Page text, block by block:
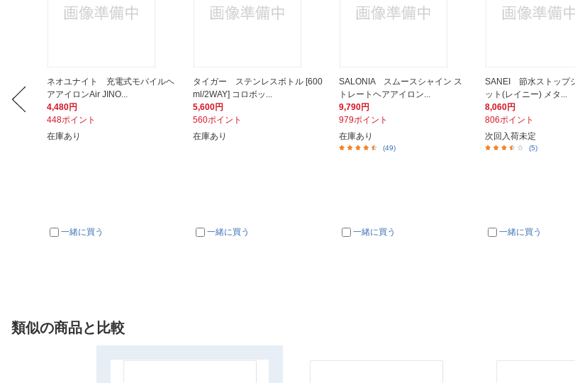
ネオユナイト 充電式モバイルヘ
アアイロンAir JINO...
4,480円
448ポイント
在庫あり
一緒に買う
タイガー ステンレスボトル [600
ml/2WAY] コロボッ...
5,600円
560ポイント
在庫あり
一緒に買う
SALONIA スムースシャイン ス
トレートヘアアイロン...
9,790円
979ポイント
在庫あり
(49)
一緒に買う
SANEI 節水ストップ
ット(レイニー) メタ...
8,060円
806ポイント
次回入荷未定
(5)
一緒に買う
類似の商品と比較